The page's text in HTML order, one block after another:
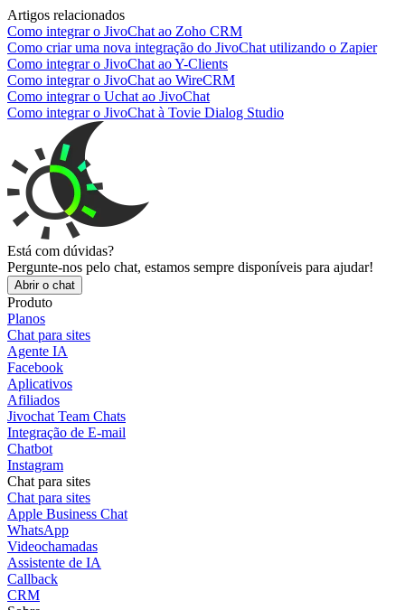
Artigos relacionados
Como integrar o JivoChat ao Zoho CRM
Como criar uma nova integração do JivoChat utilizando o Zapier
Como integrar o JivoChat ao Y-Clients
Como integrar o JivoChat ao WireCRM
Como integrar o Uchat ao JivoChat
Como integrar o JivoChat à Tovie Dialog Studio
Está com dúvidas?
Pergunte-nos pelo chat, estamos sempre disponíveis para ajudar!
Abrir o chat
Produto
Planos
Chat para sites
Agente IA
Facebook
Aplicativos
Afiliados
Jivochat Team Chats
Integração de E-mail
Chatbot
Instagram
Chat para sites
Chat para sites
Apple Business Chat
WhatsApp
Videochamadas
Assistente de IA
Callback
CRM